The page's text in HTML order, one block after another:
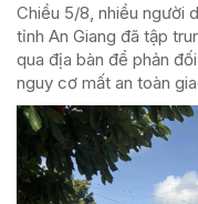
Chiều 5/8, nhiều người
tỉnh An Giang đã tập
qua địa bàn để phản
nguy cơ mất an toàn